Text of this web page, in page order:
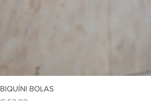
BIQUÍNI BOLAS